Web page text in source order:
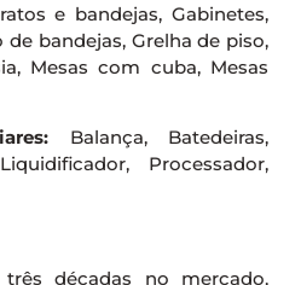
e bandejas, Gabinetes,
bandejas, Grelha de piso,
Mesas com cuba, Mesas
Balança, Batedeiras,
Processador,
décadas no mercado,